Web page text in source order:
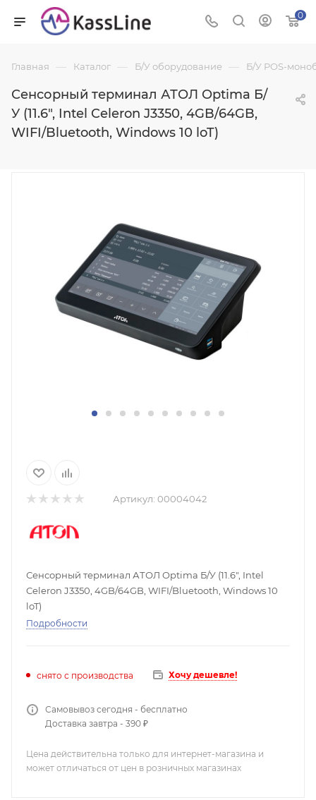
0
Главная — Каталог — Б/У оборудование — Б/У POS-
Сенсорный терминал АТОЛ Optima Б/
У (11.6", Intel Celeron J3350, 4GB/64GB,
WIFI/Bluetooth, Windows 10 loT)
Артикул: 00004042
Сенсорный терминал АТОЛ Optima Б/У (11.6", Intel
Celeron J3350, 4GB/64GB, WIFI/Bluetooth, Windows 10
loT)
Подробности
снято с производства Хочу дешевле!
Самовывоз сегодня - бесплатно
Доставка завтра - 390 ₽
Цена действительна только для интернет-магазина и
может отличаться от цен в розничных магазинах